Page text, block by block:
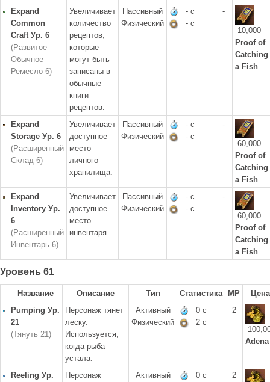
Expand
Common
Craft Ур. 6
(Развитое
Обычное
Ремесло 6)
Увеличивает
количество
рецептов,
которые
могут быть
записаны в
обычные
книги
рецептов.
Пассивный
Физический
- с
- с
-
10,000
Proof of
Catching
a Fish
Expand
Storage Ур. 6
(Расширенный
Склад 6)
Увеличивает
доступное
место
личного
хранилища.
Пассивный
Физический
- с
- с
-
60,000
Proof of
Catching
a Fish
Expand
Inventory Ур.
6
(Расширенный
Инвентарь 6)
Увеличивает
доступное
место
инвентаря.
Пассивный
Физический
- с
- с
-
60,000
Proof of
Catching
a Fish
Уровень 61
Название Описание Тип Статистика MP
Цена
Pumping Ур.
21
(Тянуть 21)
Персонаж тянет
леску.
Используется,
когда рыба
устала.
Активный
Физический
0 с
2 с
2
Adena
Reeling Ур.
Персонаж
Активный
0 с
2